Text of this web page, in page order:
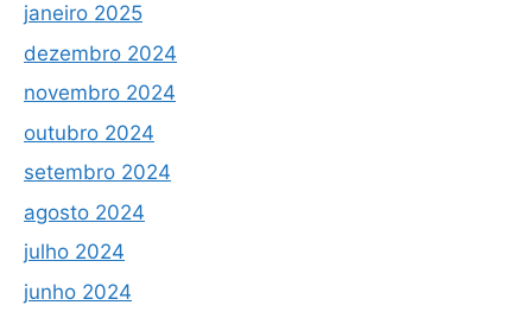
janeiro 2025
dezembro 2024
novembro 2024
outubro 2024
setembro 2024
agosto 2024
julho 2024
junho 2024